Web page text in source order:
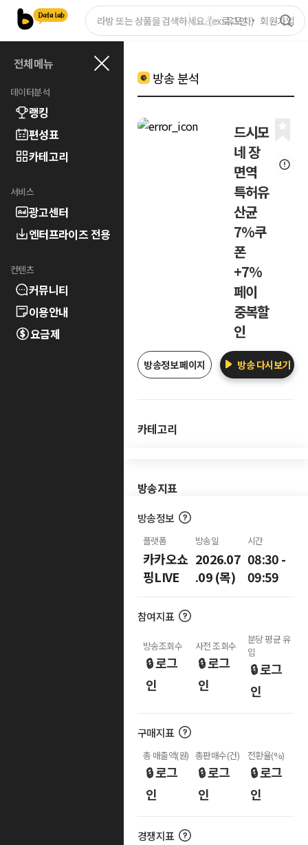
로그인 회원가입
전체메뉴
데이터분석
랭킹
편성표
카테고리
서비스
광고센터
엔터프라이즈 전용
컨텐츠
커뮤니티
이용안내
요금제
방송 분석
드시모
네 장
면역
특허유
산균
7%쿠
폰
+7%
페이
중복할
인
방송정보 페이지 방송 다시보기
카테고리
방송지표
방송정보
플랫폼
카카오쇼
핑LIVE
방송일
2026.07
.09 (목)
시간
08:30 -
09:59
참여지표
방송조회수
🔒 로그
인
사전 조회수
🔒 로그
인
분당 평균 유
입
🔒 로그
인
구매지표
총 매출액(원)
🔒 로그
인
총판매수(건)
🔒 로그
인
전환율(%)
🔒 로그
인
경쟁지표